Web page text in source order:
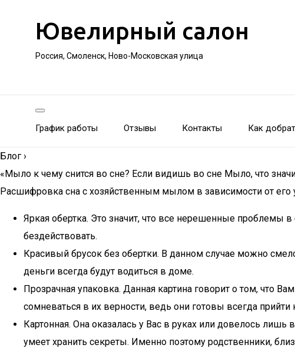
Ювелирный салон
Россия, Смоленск, Ново-Московская улица
График работы Отзывы Контакты Как
Блог ›
«Мыло к чему снится во сне? Если видишь во сне Мыло, что
Расшифровка сна с хозяйственным мылом в зависимости от его
Яркая обертка. Это значит, что все нерешенные проблемы
бездействовать.
Красивый брусок без обертки. В данном случае можно
деньги всегда будут водиться в доме.
Прозрачная упаковка. Данная картина говорит о том, что
сомневаться в их верности, ведь они готовы всегда
Картонная. Она оказалась у Вас в руках или довелось
умеет хранить секреты. Именно поэтому родственники,